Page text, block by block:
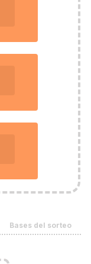
Bases del sorteo